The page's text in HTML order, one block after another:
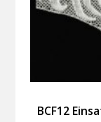
BCF12